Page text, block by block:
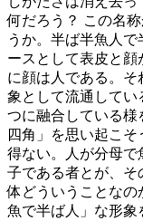
何だろう？ この名
うか。半ば半魚人
ースとして表皮と
に顔は人である。
象として流通してい
つに融合している様
四角」を思い起こ
得ない。人が分母で
子である者とが、そ
体どういうことなの
魚で半ば人」な形象